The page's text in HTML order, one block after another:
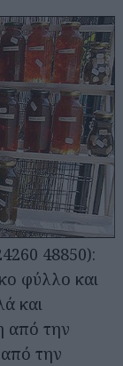
48850):
φύλλο και
και
από την
την